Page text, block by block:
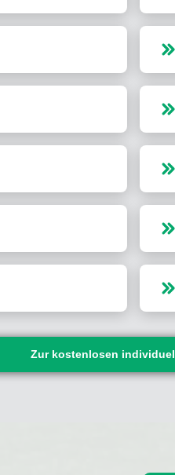
Zur kostenlosen